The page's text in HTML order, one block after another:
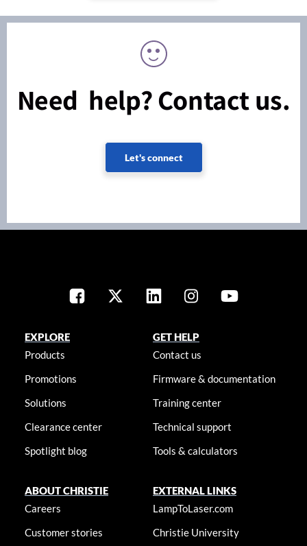
Need help? Contact us.
Let's connect
EXPLORE
Products
Promotions
Solutions
Clearance center
Spotlight blog
GET HELP
Contact us
Firmware & documentation
Training center
Technical support
Tools & calculators
ABOUT CHRISTIE
Careers
Customer stories
EXTERNAL LINKS
LampToLaser.com
Christie University